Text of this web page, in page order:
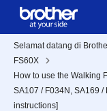
Selamat datang di
FS60X
How to use the Walking
SA107 / F034N, SA169
instructions]